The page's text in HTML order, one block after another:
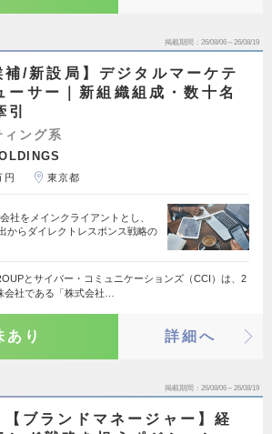
掲載期間 26/08/06～26/08/19
補/新設局】デジタルマーケテ
ーサー｜新組織組成・数十名
引
ング系
円 東京都
社をメインクライアントとし、
からダイレクトレスポンス戦略の
とサイバー・コミュニケーションズ（CCI）は、2
会社である「株式会社…
あり 詳細へ
掲載期間 26/08/06～26/08/19
【ブランドマネージャー】経